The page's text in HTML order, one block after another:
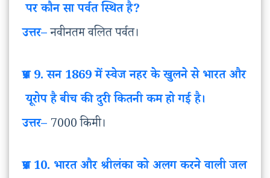
परकौनसापर्वतस्थितहै?
उत्तर–नवीनतम वलित पर्वत।
प्रश्न9. सन 1869 मेंस्वेजनहरकेखुलनेसे भारतऔर
यूरोपहैबीचकीदुरीकितनीकमहोगईहै।
उत्तर– 7000 किमी।
प्रश्न10. भारतऔर श्रीलंकाकोअलगकरनेवालीजल